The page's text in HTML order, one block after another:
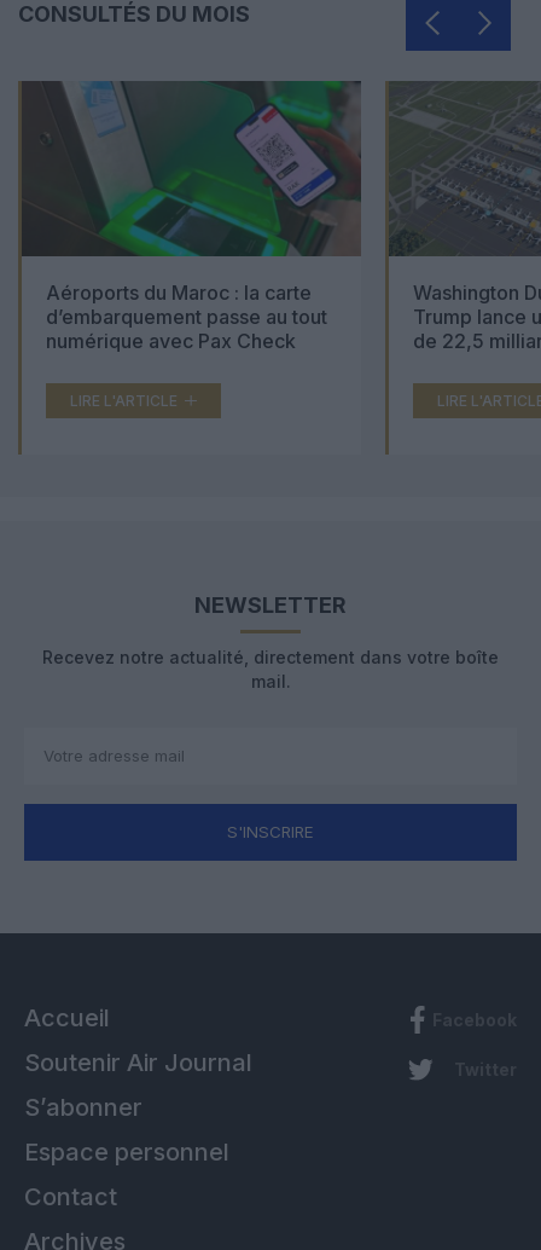
CONSULTÉS DU MOIS
Aéroports du Maroc : la carte
d’embarquement passe au tout
numérique avec Pax Check
LIRE L'ARTICLE
Washington
Trump lance
de 22,5
LIRE
NEWSLETTER
Recevez notre actualité, directement dans votre boîte
mail.
S'INSCRIRE
Accueil
Soutenir Air Journal
S’abonner
Espace personnel
Contact
Archives